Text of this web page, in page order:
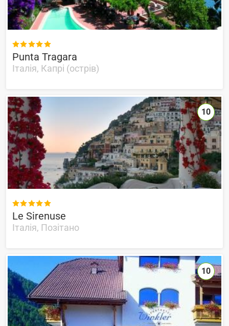

Punta Tragara
Італія, Капрі (острів)

Le Sirenuse
Італія, Позітано
10
10